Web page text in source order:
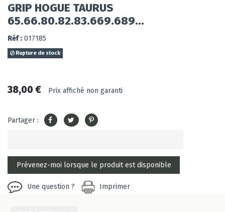
GRIP HOGUE TAURUS
65.66.80.82.83.669.689...
Réf : 017185
Rupture de stock
38,00 € Prix affiché non garanti
Partager :
Une question ? Imprimer